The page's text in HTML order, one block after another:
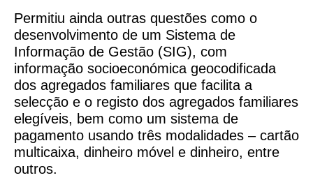
Permitiu ainda outras questões como o
desenvolvimento de um Sistema de
Informação de Gestão (SIG), com
informação socioeconómica geocodificada
dos agregados familiares que facilita a
selecção e o registo dos agregados familiares
elegíveis, bem como um sistema de
pagamento usando três modalidades – cartão
multicaixa, dinheiro móvel e dinheiro, entre
outros.